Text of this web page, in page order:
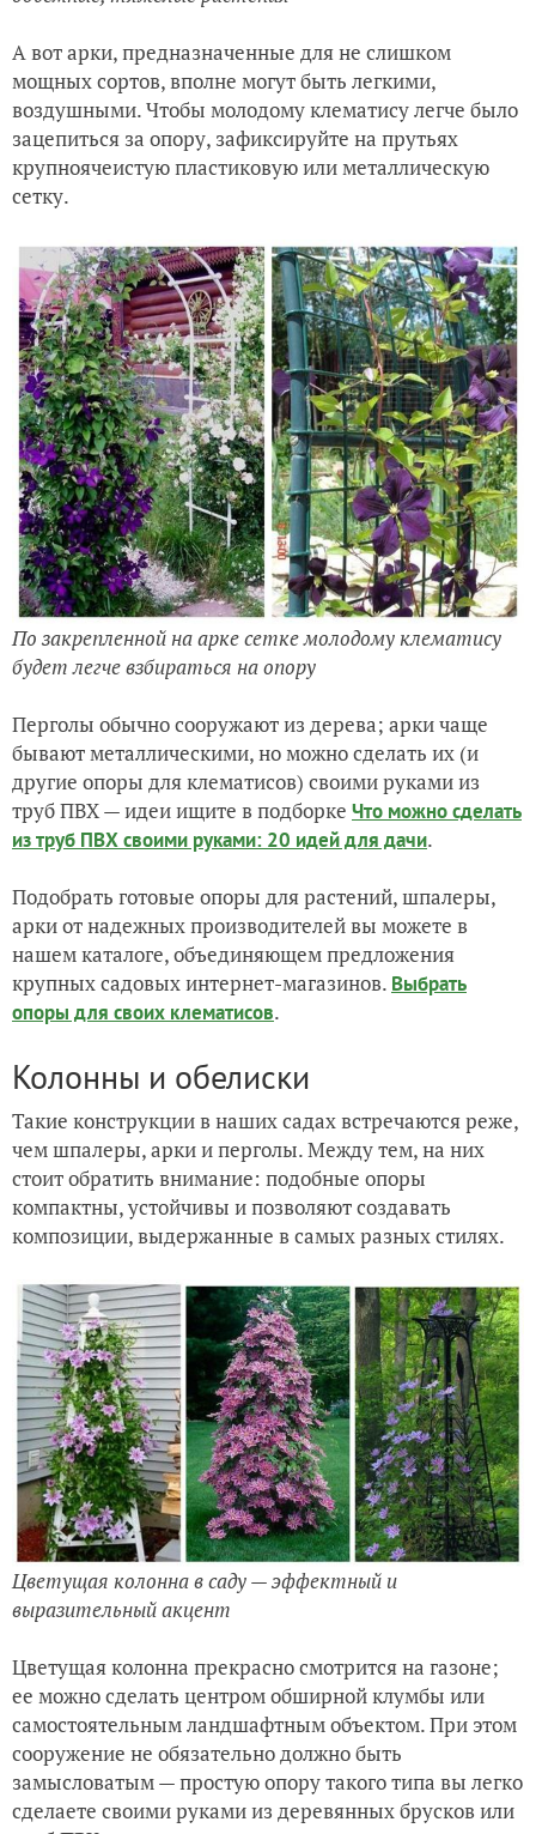
А вот арки, предназначенные для не слишком
мощных сортов, вполне могут быть легкими,
воздушными. Чтобы молодому клематису легче было
зацепиться за опору, зафиксируйте на прутьях
крупноячеистую пластиковую или металлическую
сетку.
По закрепленной на арке сетке молодому клематису
будет легче взбираться на опору
Перголы обычно сооружают из дерева; арки чаще
бывают металлическими, но можно сделать их (и
другие опоры для клематисов) своими руками из
труб ПВХ — идеи ищите в подборке Что можно сделать
из труб ПВХ своими руками: 20 идей для дачи.
Подобрать готовые опоры для растений, шпалеры,
арки от надежных производителей вы можете в
нашем каталоге, объединяющем предложения
крупных садовых интернет-магазинов. Выбрать
опоры для своих клематисов.
Колонны и обелиски
Такие конструкции в наших садах встречаются реже,
чем шпалеры, арки и перголы. Между тем, на них
стоит обратить внимание: подобные опоры
компактны, устойчивы и позволяют создавать
композиции, выдержанные в самых разных стилях.
Цветущая колонна в саду — эффектный и
выразительный акцент
Цветущая колонна прекрасно смотрится на газоне;
ее можно сделать центром обширной клумбы или
самостоятельным ландшафтным объектом. При этом
сооружение не обязательно должно быть
замысловатым — простую опору такого типа вы легко
сделаете своими руками из деревянных брусков или